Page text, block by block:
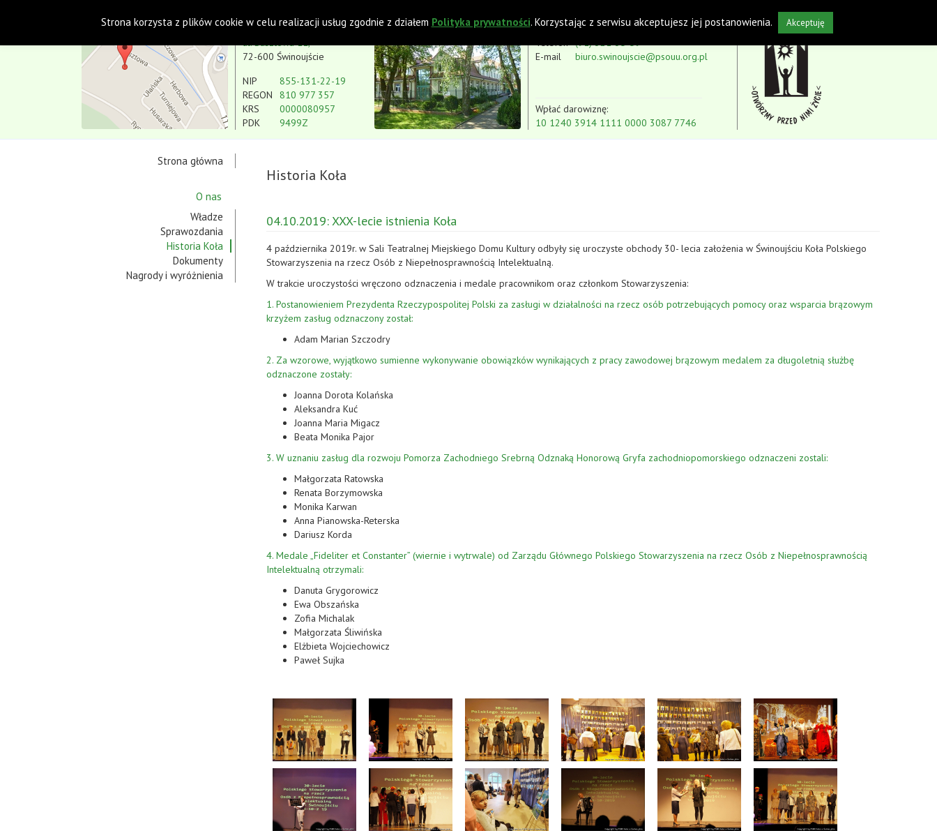
Koło w Świnoujściu
ul. Basztowa 11,
72-600 Świnoujście
NIP
REGON
KRS
PDK
855-131-22-19
810 977 357
0000080957
9499Z
Telefon
E-mail
(91) 321-35-59
biuro.swinoujscie@psouu.org.pl
Wpłać darowiznę:
10 1240 3914 1111 0000 3087 7746
Strona główna
O nas
Władze
Sprawozdania
Historia Koła
Dokumenty
Nagrody i wyróżnienia
Historia Koła
04.10.2019: XXX-lecie istnienia Koła
4 października 2019r. w Sali Teatralnej Miejskiego Domu Kultury odbyły się uroczyste obchody 30- lecia założenia w Świnoujściu Koła Polskiego
Stowarzyszenia na rzecz Osób z Niepełnosprawnością Intelektualną.
W trakcie uroczystości wręczono odznaczenia i medale pracownikom oraz członkom Stowarzyszenia:
1. Postanowieniem Prezydenta Rzeczypospolitej Polski za zasługi w działalności na rzecz osób potrzebujących pomocy oraz wsparcia brązowym
krzyżem zasług odznaczony został:
Adam Marian Szczodry
2. Za wzorowe, wyjątkowo sumienne wykonywanie obowiązków wynikających z pracy zawodowej brązowym medalem za długoletnią służbę
odznaczone zostały:
Joanna Dorota Kolańska
Aleksandra Kuć
Joanna Maria Migacz
Beata Monika Pajor
3. W uznaniu zasług dla rozwoju Pomorza Zachodniego Srebrną Odznaką Honorową Gryfa zachodniopomorskiego odznaczeni zostali:
Małgorzata Ratowska
Renata Borzymowska
Monika Karwan
Anna Pianowska-Reterska
Dariusz Korda
4. Medale „Fideliter et Constanter” (wiernie i wytrwale) od Zarządu Głównego Polskiego Stowarzyszenia na rzecz Osób z Niepełnosprawnością
Intelektualną otrzymali:
Danuta Grygorowicz
Ewa Obszańska
Zofia Michalak
Małgorzata Śliwińska
Elżbieta Wojciechowicz
Paweł Sujka
Strona korzysta z plików cookie w celu realizacji usług zgodnie z działem Polityka prywatności. Korzystając z serwisu akceptujesz jej postanowienia. Akceptuję